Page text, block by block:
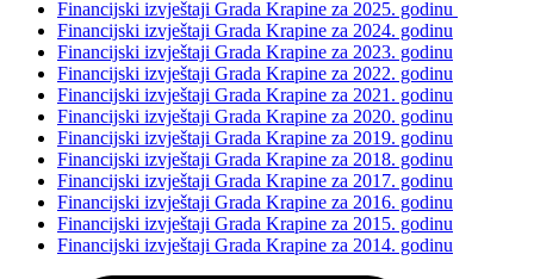
Financijski izvještaji Grada Krapine za 2025. godinu
Financijski izvještaji Grada Krapine za 2024. godinu
Financijski izvještaji Grada Krapine za 2023. godinu
Financijski izvještaji Grada Krapine za 2022. godinu
Financijski izvještaji Grada Krapine za 2021. godinu
Financijski izvještaji Grada Krapine za 2020. godinu
Financijski izvještaji Grada Krapine za 2019. godinu
Financijski izvještaji Grada Krapine za 2018. godinu
Financijski izvještaji Grada Krapine za 2017. godinu
Financijski izvještaji Grada Krapine za 2016. godinu
Financijski izvještaji Grada Krapine za 2015. godinu
Financijski izvještaji Grada Krapine za 2014. godinu